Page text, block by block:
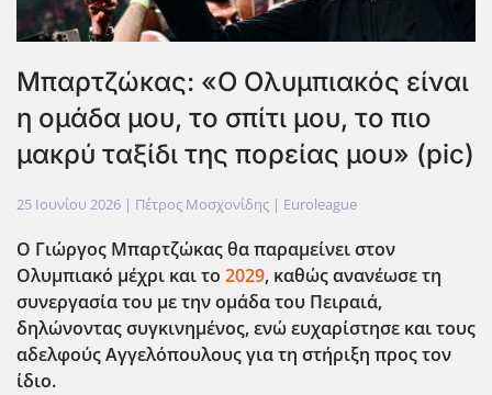
Μπαρτζώκας: «Ο Ολυμπιακός είναι
η ομάδα μου, το σπίτι μου, το πιο
μακρύ ταξίδι της πορείας μου» (pic)
25 Ιουνίου 2026 | Πέτρος Μοσχονίδης | Euroleague
Ο Γιώργος Μπαρτζώκας θα παραμείνει στον
Ολυμπιακό μέχρι και το 2029, καθώς ανανέωσε τη
συνεργασία του με την ομάδα του Πειραιά,
δηλώνοντας συγκινημένος, ενώ ευχαρίστησε και τους
αδελφούς Αγγελόπουλους για τη στήριξη προς τον
ίδιο.